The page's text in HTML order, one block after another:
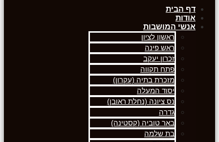
דף הבית
אודות
אנשי המושבות
ראשון לציון
ראש פינה
זכרון יעקב
פתח תקווה
מזכרת בתיה (עקרון)
יסוד המעלה
נס ציונה (נחלת ראובן)
גדרה
באר טוביה (קסטינה)
בת שלמה